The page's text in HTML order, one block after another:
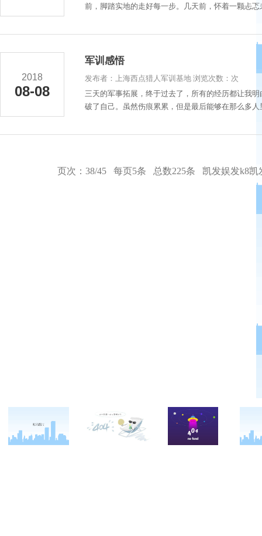
前，脚踏实地的走好每一步。几天前，怀着一颗忐
2018
08-08
军训感悟
发布者：上海西点猎人军训基地 浏览次数：次
三天的军事拓展，终于过去了，所有的经历都让我
破了自己。虽然伤痕累累，但是最后能够在那么多
页次：38/45 每页5条 总数225条 凯发娱发k8凯